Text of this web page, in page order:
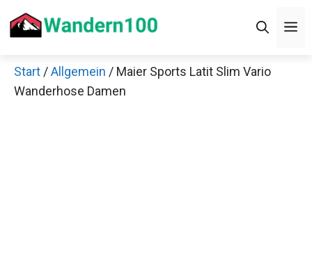
Inhalt
Start /Allgemein / Maier Sports Latit Slim Vario
Wanderhose DamenDecathlon Sale